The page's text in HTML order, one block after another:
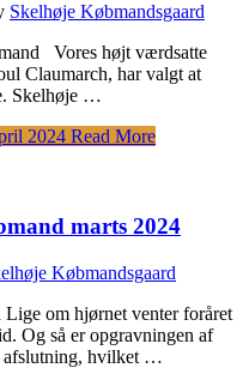
Skelhøje Købmandsgaard
Vores højt værdsatte
Claumarch, har valgt at
Skelhøje …
2024 Read More
marts 2024
Købmandsgaard
om hjørnet venter foråret
Og så er opgravningen af
afslutning, hvilket …